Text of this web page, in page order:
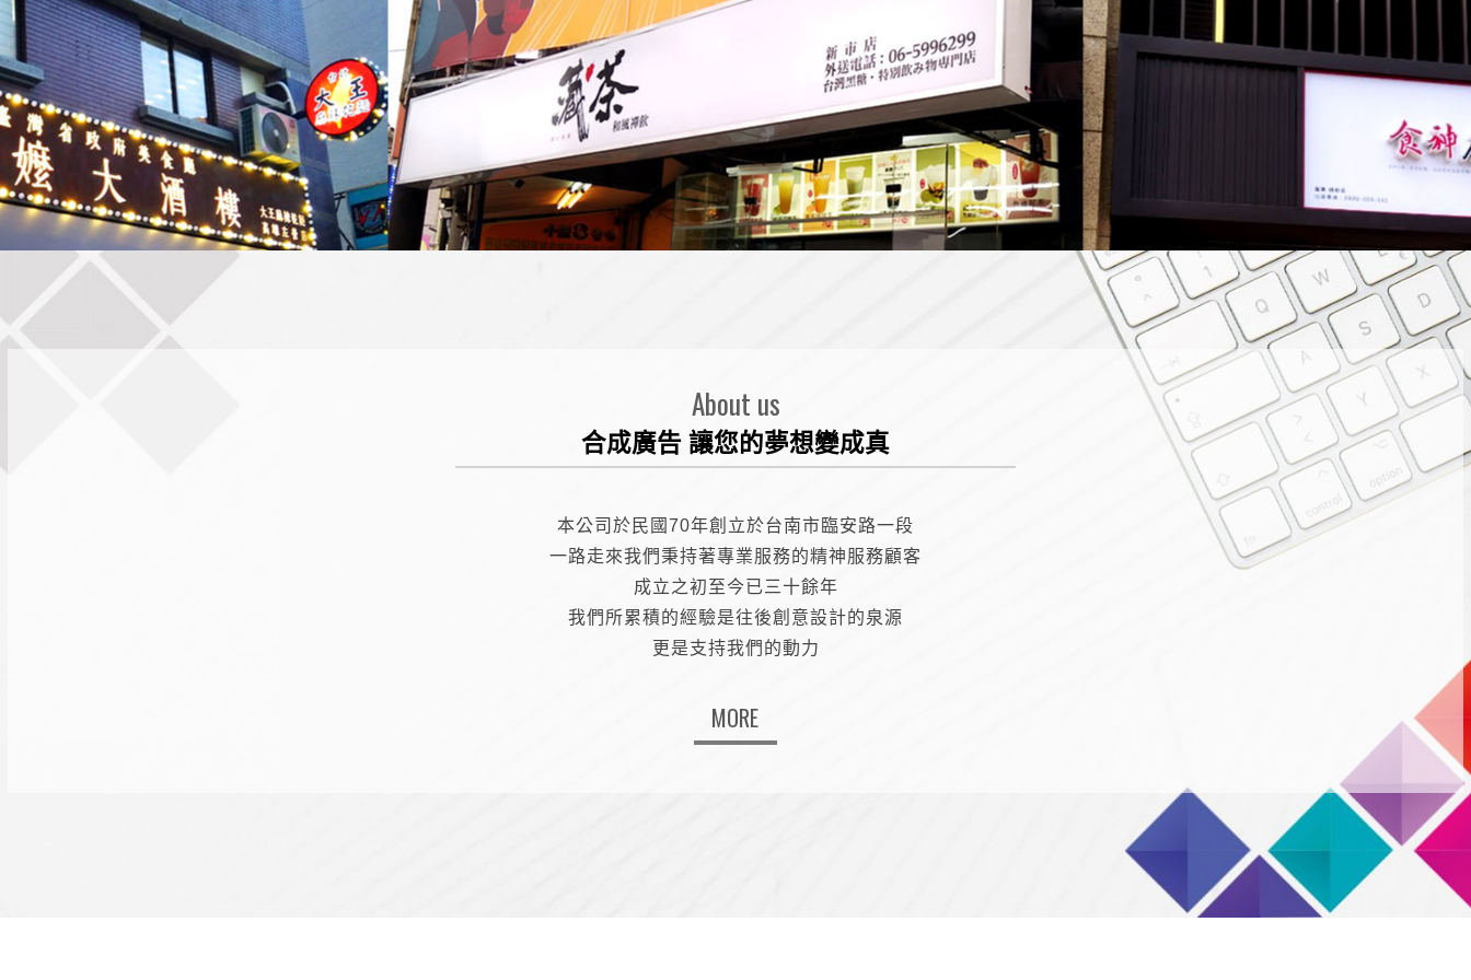
About us
合成廣告 讓您的夢想變成真
本公司於民國70年創立於台南市臨安路一段
一路走來我們秉持著專業服務的精神服務顧客
成立之初至今已三十餘年
我們所累積的經驗是往後創意設計的泉源
更是支持我們的動力
MORE